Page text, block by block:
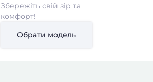
Збережіть свій зір та
комфорт!
Обрати модель